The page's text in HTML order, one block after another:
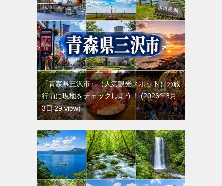
『青森県三沢市』（人気観光スポット）の旅
行前に現地をチェックしよう！ 2026年8月
3日 29 view